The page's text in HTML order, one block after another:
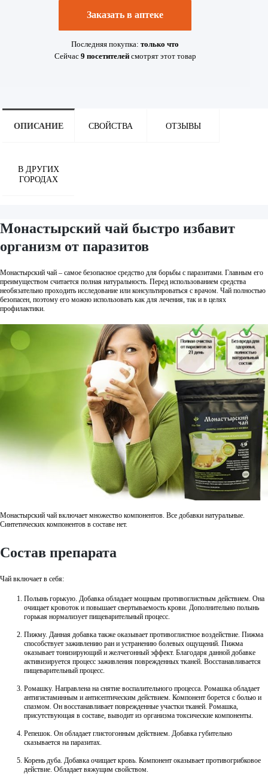
Заказать в аптеке
Последняя покупка: только что
Сейчас 9 посетителей смотрятэтот товар
ОПИСАНИЕ СВОЙСТВА ОТЗЫВЫ
В ДРУГИХ
ГОРОДАХ
Монастырский чай быстро избавит
организм от паразитов
Монастырский чай – самое безопасное средство для борьбы с паразитами. Главным его
преимуществом считается полная натуральность. Перед использованием средства
необязательно проходить исследование или консультироваться с врачом. Чай полностью
безопасен, поэтому его можно использовать как для лечения, так и в целях
профилактики.
Монастырский чай включает множество компонентов. Все добавки натуральные.
Синтетических компонентов в составе нет.
Состав препарата
Чай включает в себя:
Полынь горькую. Добавка обладает мощным противоглистным действием. Она
очищает кровоток и повышает свертываемость крови. Дополнительно полынь
горькая нормализует пищеварительный процесс.
Пижму. Данная добавка также оказывает противоглистное воздействие. Пижма
способствует заживлению ран и устранению болевых ощущений. Пижма
оказывает тонизирующий и желчегонный эффект. Благодаря данной добавке
активизируется процесс заживления поврежденных тканей. Восстанавливается
пищеварительный процесс.
Ромашку. Направлена на снятие воспалительного процесса. Ромашка обладает
антигистаминным и антисептическим действием. Компонент борется с болью и
спазмом. Он восстанавливает поврежденные участки тканей. Ромашка,
присутствующая в составе, выводит из организма токсические компоненты.
Репешок. Он обладает глистогонным действием. Добавка губительно
сказывается на паразитах.
Корень дуба. Добавка очищает кровь. Компонент оказывает противогрибковое
действие. Обладает вяжущим свойством.